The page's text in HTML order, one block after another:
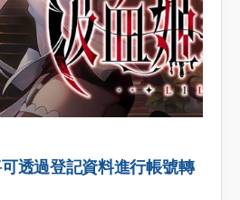
透過登記資料進行帳號轉